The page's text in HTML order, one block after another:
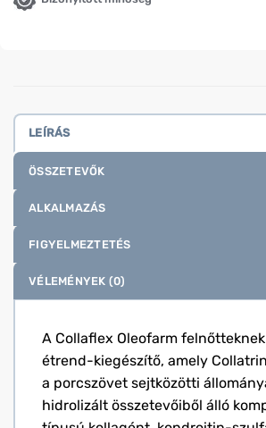
LEÍRÁS
ÖSSZETEVŐK
ALKALMAZÁS
FIGYELMEZTETÉS
VÉLEMÉNYEK (0)
A Collaflex Oleofarm
étrend-kiegészítő, amely
a porcszövet sejtközötti
hidrolizált összetevőiből álló